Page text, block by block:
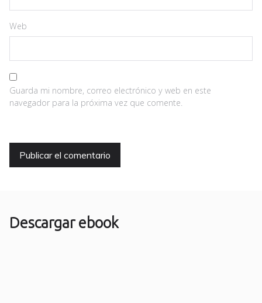
Web
Guarda mi nombre, correo electrónico y web en este
navegador para la próxima vez que comente.
Descargar ebook